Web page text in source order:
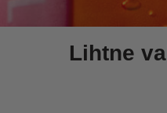
Lihtne